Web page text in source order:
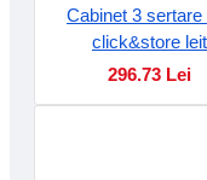
Cabinet 3
click&store
296.73 Lei